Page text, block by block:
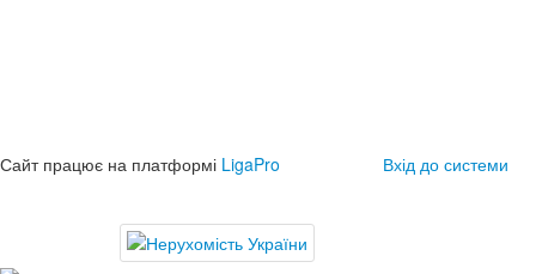
Сайт працює на платформі LigaPro Вхід до системи